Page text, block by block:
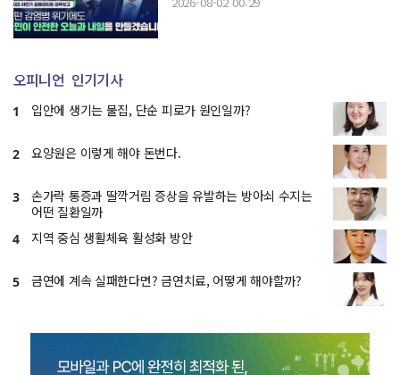
오피니언 인기기사
1 입안에 생기는 물집, 단순 피로가 원인일까?
2 요양원은 이렇게 해야 돈번다.
3
손가락 통증과 딸깍거림 증상을 유발하는 방아쇠 수지는
어떤 질환일까
4 지역 중심 생활체육 활성화 방안
5 금연에 계속 실패한다면? 금연치료, 어떻게 해야할까?